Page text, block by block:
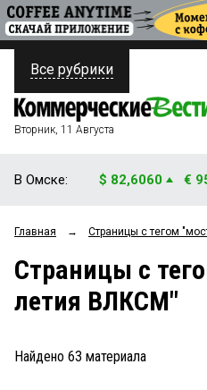
ПОЛИТИКА
ФИНАНСЫ
ОБЩЕСТВО
ЗАКОН
ПРОИСШЕСТВИЯ
Все рубрики
Вторник, 11 Августа
В Омске: $ 82,6060 €
Главная → Страницы c тегом
Страницы c
летия ВЛКСМ"
Найдено 63 материала